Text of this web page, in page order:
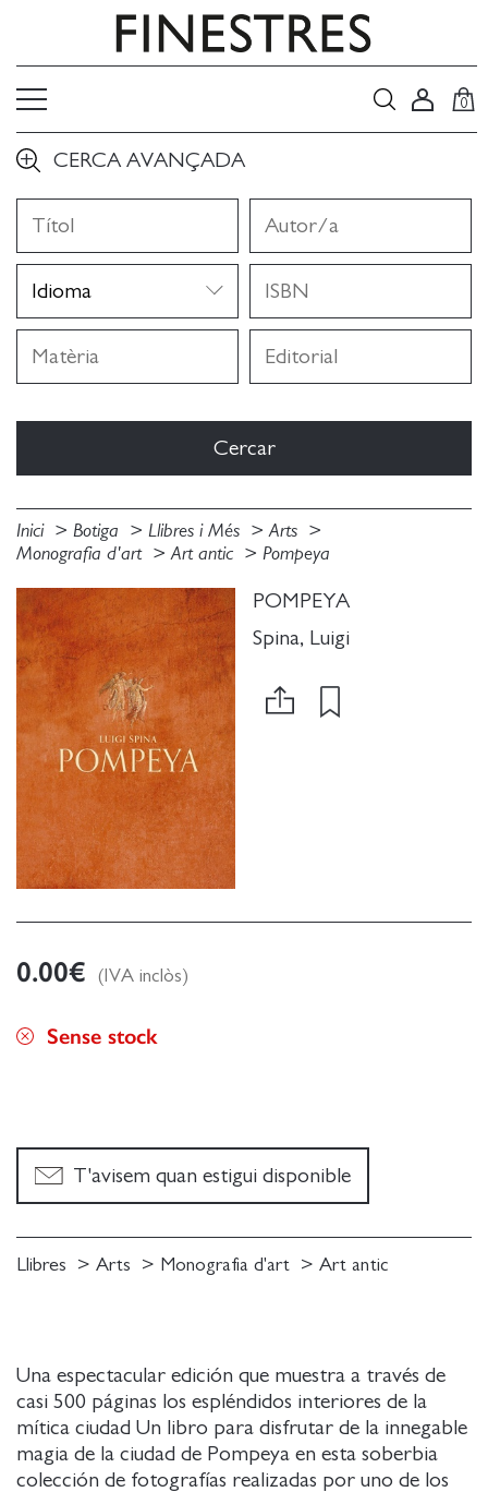
0
CERCA AVANÇADA
Inici Botiga Llibres i Més
Arts
Monografia d'art
Art antic Pompeya
POMPEYA
Spina, Luigi
Una espectacular edición que muestra a través de
casi 500 páginas los espléndidos interiores de la
mítica ciudad Un libro para disfrutar de la innegable
magia de la ciudad de Pompeya en esta soberbia
colección de fotografías realizadas por uno de los
0.00€ (IVA inclòs)
Sense stock
T'avisem quan estigui disponible
Llibres Arts Monografia d'art Art antic